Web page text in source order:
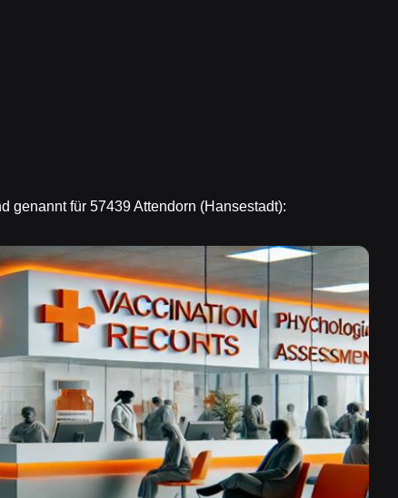
genannt für 57439 Attendorn (Hansestadt):